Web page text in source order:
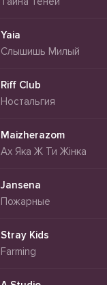
Yaia
Слышишь Милый
Riff Club
Ностальгия
Maizherazom
Ах Яка Ж Ти Жінка
Jansena
Пожарные
Stray Kids
Farming